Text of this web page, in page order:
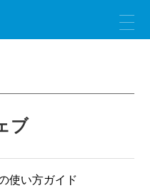
ブ
使い方ガイド